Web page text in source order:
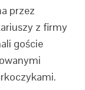
przez
z firmy
goście